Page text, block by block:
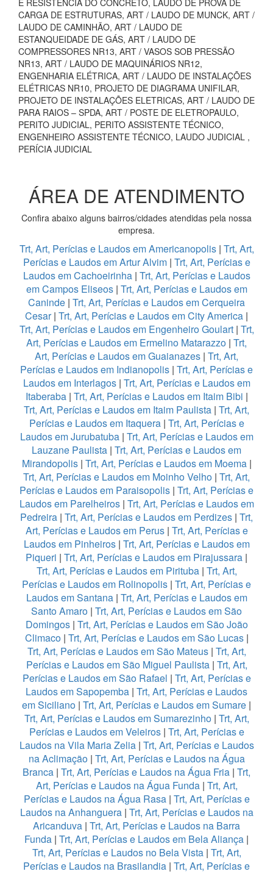
E RESISTÊNCIA DO CONCRETO, LAUDO DE PROVA DE
CARGA DE ESTRUTURAS, ART / LAUDO DE MUNCK, ART /
LAUDO DE CAMINHÃO, ART / LAUDO DE
ESTANQUEIDADE DE GÁS, ART / LAUDO DE
COMPRESSORES NR13, ART / VASOS SOB PRESSÃO
NR13, ART / LAUDO DE MAQUINÁRIOS NR12,
ENGENHARIA ELÉTRICA, ART / LAUDO DE INSTALAÇÕES
ELÉTRICAS NR10, PROJETO DE DIAGRAMA UNIFILAR,
PROJETO DE INSTALAÇÕES ELETRICAS, ART / LAUDO DE
PARA RAIOS – SPDA, ART / POSTE DE ELETROPAULO,
PERITO JUDICIAL, PERITO ASSISTENTE TÉCNICO,
ENGENHEIRO ASSISTENTE TÉCNICO, LAUDO JUDICIAL ,
PERÍCIA JUDICIAL
ÁREA DE ATENDIMENTO
Confira abaixo alguns bairros/cidades atendidas pela nossa
empresa.
Trt, Art, Perícias e Laudos em Americanopolis | Trt, Art,
Perícias e Laudos em Artur Alvim | Trt, Art, Perícias e
Laudos em Cachoeirinha| Trt, Art, Perícias e Laudos
em Campos Eliseos | Trt, Art, Perícias e Laudos em
Caninde | Trt, Art, Perícias e Laudos em Cerqueira
Cesar| Trt, Art, Perícias e Laudos em City America |
Trt, Art, Perícias e Laudos em Engenheiro Goulart | Trt,
Art, Perícias e Laudos em Ermelino Matarazzo | Trt,
Art, Perícias e Laudos em Guaianazes | Trt, Art,
Perícias e Laudos em Indianopolis | Trt, Art, Perícias e
Laudos em Interlagos| Trt, Art, Perícias e Laudos em
Itaberaba| Trt, Art, Perícias e Laudos em Itaim Bibi |
Trt, Art, Perícias e Laudos em Itaim Paulista | Trt, Art,
Perícias e Laudos em Itaquera| Trt, Art, Perícias e
Laudos em Jurubatuba| Trt, Art, Perícias e Laudos em
Lauzane Paulista | Trt, Art, Perícias e Laudos em
Mirandopolis| Trt, Art, Perícias e Laudos em Moema|
Trt, Art, Perícias e Laudos em Moinho Velho | Trt, Art,
Perícias e Laudos em Paraisopolis | Trt, Art, Perícias e
Laudos em Parelheiros| Trt, Art, Perícias e Laudos em
Pedreira | Trt, Art, Perícias e Laudos em Perdizes | Trt,
Art, Perícias e Laudos em Perus| Trt, Art, Perícias e
Laudos em Pinheiros| Trt, Art, Perícias e Laudos em
Piqueri | Trt, Art, Perícias e Laudos em Pirajussara |
Trt, Art, Perícias e Laudos em Pirituba| Trt, Art,
Perícias e Laudos em Rolinopolis | Trt, Art, Perícias e
Laudos em Santana| Trt, Art, Perícias e Laudos em
Santo Amaro | Trt, Art, Perícias e Laudos em São
Domingos| Trt, Art, Perícias e Laudos em São João
Climaco| Trt, Art, Perícias e Laudos em São Lucas|
Trt, Art, Perícias e Laudos em São Mateus | Trt, Art,
Perícias e Laudos em São Miguel Paulista| Trt, Art,
Perícias e Laudos em São Rafael | Trt, Art, Perícias e
Laudos em Sapopemba | Trt, Art, Perícias e Laudos
em Siciliano | Trt, Art, Perícias e Laudos em Sumare |
Trt, Art, Perícias e Laudos em Sumarezinho| Trt, Art,
Perícias e Laudos em Veleiros| Trt, Art, Perícias e
Laudos na Vila Maria Zelia| Trt, Art, Perícias e Laudos
na Aclimação| Trt, Art, Perícias e Laudos na Água
Branca | Trt, Art, Perícias e Laudos na Água Fria | Trt,
Art, Perícias e Laudos na Água Funda| Trt, Art,
Perícias e Laudos na Água Rasa | Trt, Art, Perícias e
Laudos na Anhanguera| Trt, Art, Perícias e Laudos na
Aricanduva | Trt, Art, Perícias e Laudos na Barra
Funda | Trt, Art, Perícias e Laudos em Bela Aliança |
Trt, Art, Perícias e Laudos no Bela Vista| Trt, Art,
Perícias e Laudos na Brasilandia | Trt, Art, Perícias e